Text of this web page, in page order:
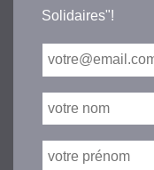
Solidaires"!